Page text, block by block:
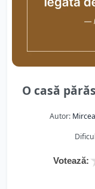
O casă
Autor:
Votează: